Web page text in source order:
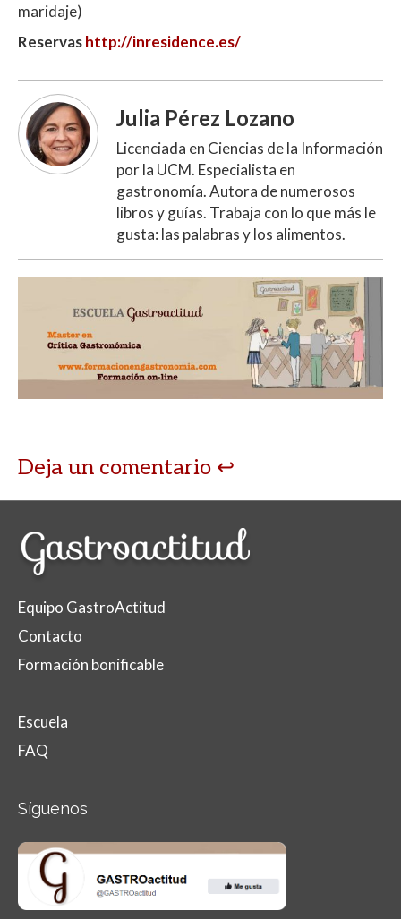
maridaje)
Reservashttp://inresidence.es/
Julia Pérez Lozano
Licenciada en Ciencias de la Información
por la UCM. Especialista en
gastronomía. Autora de numerosos
libros y guías. Trabaja con lo que más le
gusta: las palabras y los alimentos.
Deja un comentario
Equipo GastroActitud
Contacto
Formación bonificable
Escuela
FAQ
Síguenos